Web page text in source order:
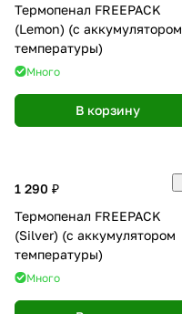
Термопенал FREEPACK
(Lemon) (с аккумулятором
температуры)
Много
В корзину
1 290 ₽
Термопенал FREEPACK
(Silver) (с аккумулятором
температуры)
Много